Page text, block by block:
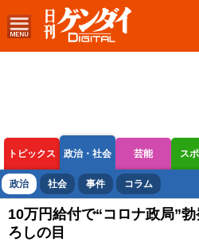
トピックス 政治・社会 芸能 ス
ボートレース 競輪 オートレース
政治 社会 事件 コラム
10万円給付で“コロナ政局”
ろしの目